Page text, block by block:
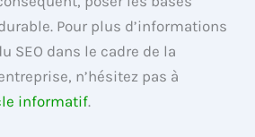
Pour plus d’informations
SEO dans le cadre de la
n’hésitez pas à
informatif.